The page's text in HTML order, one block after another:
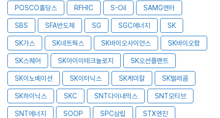
POSCO홀딩스 RFHIC S-Oil SAMG엔터
SBS SFA반도체 SG SGC에너지 SK
SK가스 SK네트웍스 SK바이오사이언스 SK바이오팜
SK스퀘어 SK아이이테크놀로지 SK오션플랜트
SK이노베이션 SK이터닉스 SK케미칼 SK텔레콤
SK하이닉스 SKC SNT다이내믹스 SNT모티브
SNT에너지 SOOP SPC삼립 STX엔진